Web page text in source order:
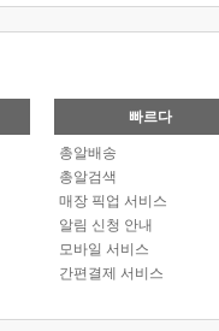
빠르다
총알배송
총알검색
매장 픽업 서비스
알림 신청 안내
모바일 서비스
간편결제 서비스